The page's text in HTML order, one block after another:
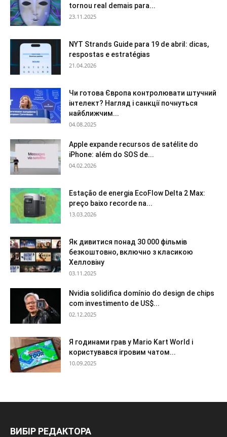
tornou real demais para...
23.11.2025
NYT Strands Guide para 19 de abril: dicas,
respostas e estratégias
21.04.2026
Чи готова Європа контролювати штучний
інтелект? Нагляд і санкції почнуться
найближчим...
04.08.2025
Apple expande recursos de satélite do
iPhone: além do SOS de...
04.02.2026
Estação de energia EcoFlow Delta 2 Max:
preço baixo recorde na...
13.03.2026
Як дивитися понад 30 000 фільмів
безкоштовно, включно з класикою
Хелловіну
03.11.2025
Nvidia solidifica domínio do design de chips
com investimento de US$...
02.12.2025
Я годинами грав у Mario Kart World і
користувався ігровим чатом...
10.09.2025
ВИБІР РЕДАКТОРА